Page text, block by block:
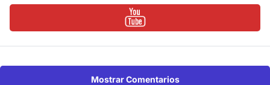
Mostrar Comentarios